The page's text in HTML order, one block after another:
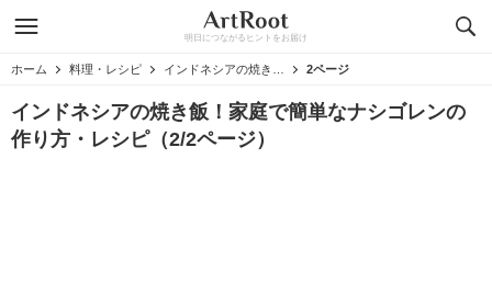
明日につながるヒントをお届け
ホーム 料理・レシピ 2ページ
インドネシアの焼き飯！家庭で簡単なナシゴレンの
作り方・レシピ（2/2ページ）